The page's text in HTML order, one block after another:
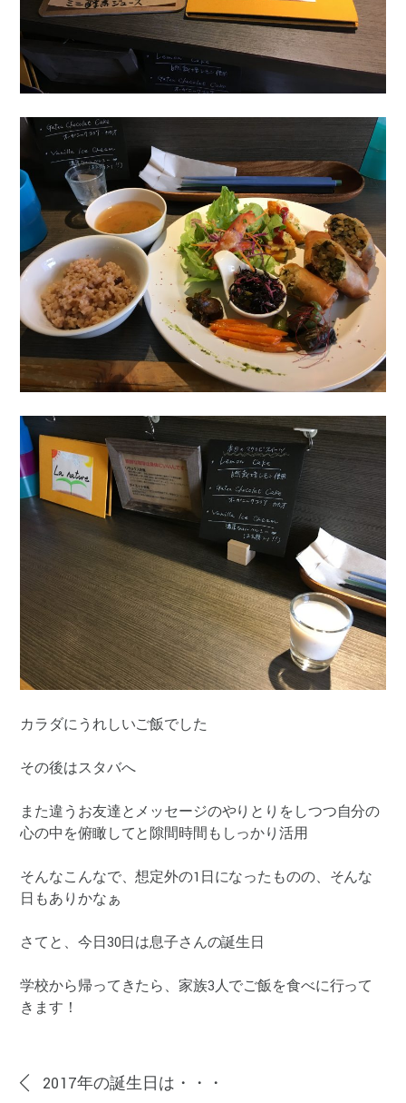
カラダにうれしいご飯でした
その後はスタバへ
また違うお友達とメッセージのやりとりをしつつ自分の
心の中を俯瞰してと隙間時間もしっかり活用
そんなこんなで、想定外の1日になったものの、そんな
日もありかなぁ
さてと、今日30日は息子さんの誕生日
学校から帰ってきたら、家族3人でご飯を食べに行って
きます！
2017年の誕生日は・・・